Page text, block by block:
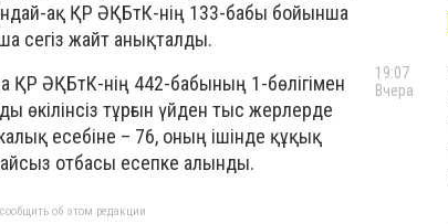
ақ ҚР ӘҚБтК-нің 133-бабы бойынша
сегіз жайт анықталды.
ҚР ӘҚБтК-нің 442-бабының 1-бөлігімен
өкілінсіз тұрғын үйден тыс жерлерде
есебіне – 76, оның ішінде құқық
отбасы есепке алынды.
об этом редакции
19:07
Вчера